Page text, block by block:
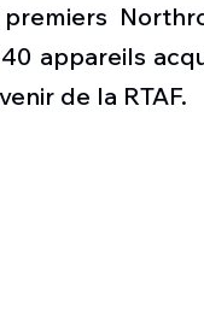
appareils
de la RTAF.